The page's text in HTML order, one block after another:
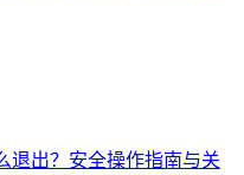
退出？安全操作指南与关